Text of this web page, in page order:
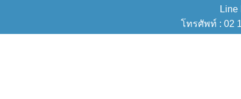
Line
โทรศัพท์ : 02